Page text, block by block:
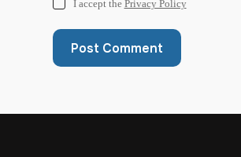
I accept the Privacy Policy
Post Comment